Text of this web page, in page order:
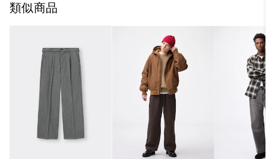
類似商品